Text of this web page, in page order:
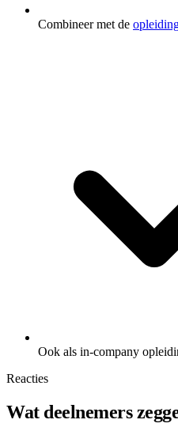
Combineer met de
Ook als in-company
Reacties
Wat deelnemers